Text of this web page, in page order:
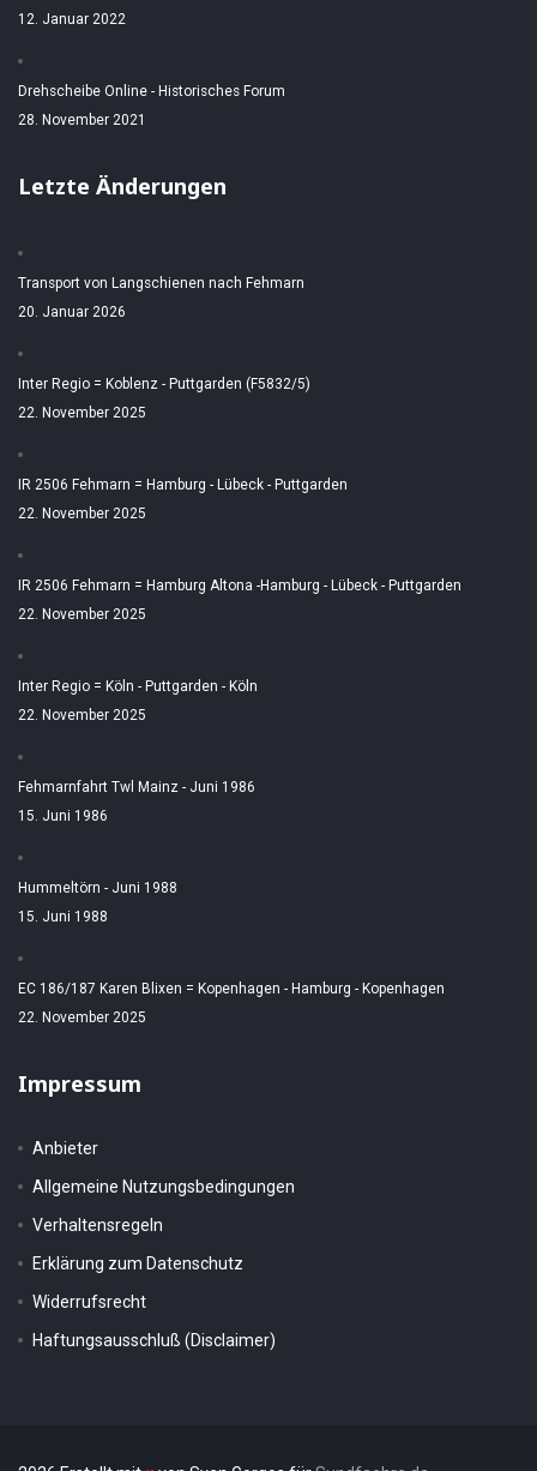
12. Januar 2022
Drehscheibe Online - Historisches Forum
28. November 2021
Letzte Änderungen
Transport von Langschienen nach Fehmarn
20. Januar 2026
Inter Regio = Koblenz - Puttgarden (F5832/5)
22. November 2025
IR 2506 Fehmarn = Hamburg - Lübeck - Puttgarden
22. November 2025
IR 2506 Fehmarn = Hamburg Altona -Hamburg - Lübeck - Puttgarden
22. November 2025
Inter Regio = Köln - Puttgarden - Köln
22. November 2025
Fehmarnfahrt Twl Mainz - Juni 1986
15. Juni 1986
Hummeltörn - Juni 1988
15. Juni 1988
EC 186/187 Karen Blixen = Kopenhagen - Hamburg - Kopenhagen
22. November 2025
Impressum
Anbieter
Allgemeine Nutzungsbedingungen
Verhaltensregeln
Erklärung zum Datenschutz
Widerrufsrecht
Haftungsausschluß (Disclaimer)